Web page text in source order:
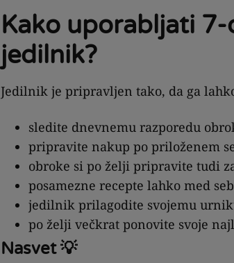
Kako uporabljati
jedilnik?
Jedilnik je pripravljen tako, da ga
sledite dnevnemu razporedu
pripravite nakup po priloženem
obroke si po želji pripravite tudi
posamezne recepte lahko med
jedilnik prilagodite svojemu
po želji večkrat ponovite svoje
Nasvet 💡